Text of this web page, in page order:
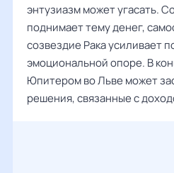
энтузиазм может угасать.
поднимает тему денег,
созвездие Рака усиливает
эмоциональной опоре. В
Юпитером во Льве может
решения, связанные с